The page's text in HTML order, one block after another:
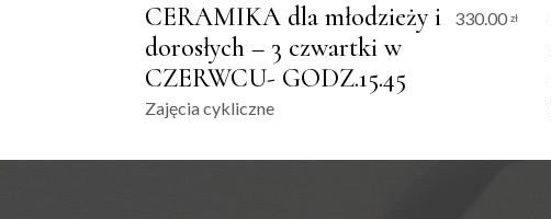
CERAMIKA dla młodzieży i
dorosłych – 3 czwartki w
CZERWCU- GODZ.15.45
330.00 zł
Zajęcia cykliczne